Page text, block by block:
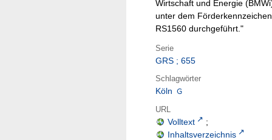
Wirtschaft und Energie
unter dem Förderkennzeichen
RS1560 durchgeführt."
Serie
GRS ; 655
Schlagwörter
Köln
URL
Volltext
;
Inhaltsverzeichnis